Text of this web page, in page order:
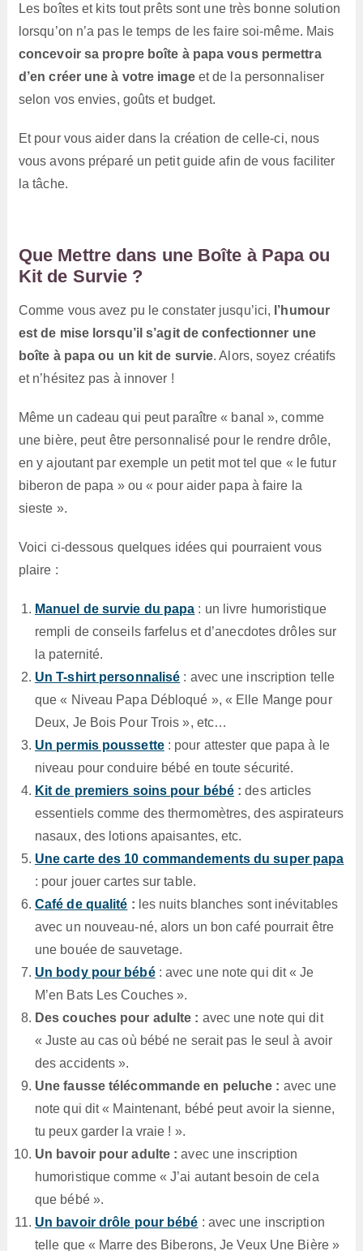
Les boîtes et kits tout prêts sont une très bonne solution
lorsqu’on n’a pas le temps de les faire soi-même. Mais
concevoir sa propre boîte à papa vous permettra
d’en créer une à votre imageet de la personnaliser
selon vos envies, goûts et budget.
Et pour vous aider dans la création de celle-ci, nous
vous avons préparé un petit guide afin de vous faciliter
la tâche.
Que Mettre dans une Boîte à Papa ou
Kit de Survie ?
Comme vous avez pu le constater jusqu’ici, l’humour
est de mise lorsqu’il s’agit de confectionner une
boîte à papa ou un kit de survie. Alors, soyez créatifs
et n’hésitez pas à innover !
Même un cadeau qui peut paraître « banal », comme
une bière, peut être personnalisé pour le rendre drôle,
en y ajoutant par exemple un petit mot tel que « le futur
biberon de papa » ou « pour aider papa à faire la
sieste ».
Voici ci-dessous quelques idées qui pourraient vous
plaire :
Manuel de survie du papa : un livre humoristique
rempli de conseils farfelus et d’anecdotes drôles sur
la paternité.
Un T-shirt personnalisé : avec une inscription telle
que « Niveau Papa Débloqué », « Elle Mange pour
Deux, Je Bois Pour Trois », etc…
Un permis poussette: pour attester que papa à le
niveau pour conduire bébé en toute sécurité.
Kit de premiers soins pour bébé : des articles
essentiels comme des thermomètres, des aspirateurs
nasaux, des lotions apaisantes, etc.
Une carte des 10 commandements du super papa
: pour jouer cartes sur table.
Café de qualité : les nuits blanches sont inévitables
avec un nouveau-né, alors un bon café pourrait être
une bouée de sauvetage.
Un body pour bébé: avec une note qui dit « Je
M’en Bats Les Couches ».
Des couches pour adulte : avec une note qui dit
« Juste au cas où bébé ne serait pas le seul à avoir
des accidents ».
Une fausse télécommande en peluche : avec une
note qui dit « Maintenant, bébé peut avoir la sienne,
tu peux garder la vraie ! ».
Un bavoir pour adulte : avec une inscription
humoristique comme « J’ai autant besoin de cela
que bébé ».
Un bavoir drôle pour bébé : avec une inscription
telle que « Marre des Biberons, Je Veux Une Bière »